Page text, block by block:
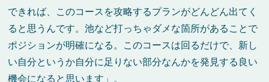
できれば、このコースを攻略するプランがどんどん出てく
ると思うんです。池など打っちゃダメな箇所があることで
ポジションが明確になる。このコースは回るだけで、新し
い自分というか自分に足りない部分なんかを発見する良い
機会になると思います」。